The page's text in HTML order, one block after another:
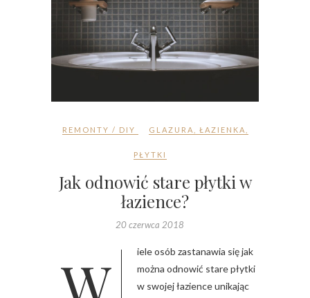
REMONTY / DIY GLAZURA ŁAZIENKA
PŁYTKI
Jak odnowić stare płytki w
łazience?
20 czerwca 2018
można odnowić stare płytki
w swojej łazience unikając